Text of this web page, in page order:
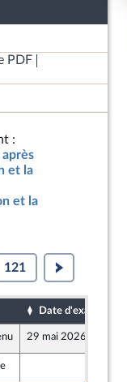
PDF
:
et la
et la
121
Date d'examen
29 mai 2026